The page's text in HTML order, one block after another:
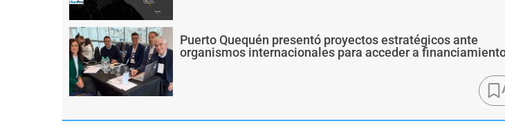
Puerto Quequén presentó proyectos estratégicos ante
organismos internacionales para acceder a